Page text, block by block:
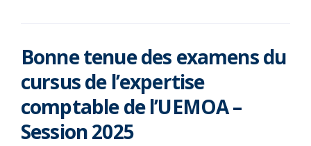
Bonne tenue des examens du
cursus de l’expertise
comptable de l’UEMOA –
Session 2025